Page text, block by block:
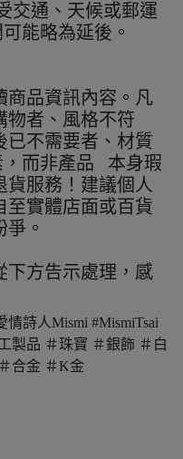
交通、天候或郵運
能略為延後。
商品資訊內容。凡
物者、風格不符
已不需要者、材質
，而非產品 本身瑕
貨服務！建議個人
至實體店面或百貨
。
下方告示處理，感
詩人Mismi #MismiTsai
製品 ＃珠寶 ＃銀飾 ＃白
合金 ＃K金